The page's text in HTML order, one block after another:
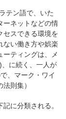
テン語で、いた
ーネットなどの情
セスできる環境を
ない働き方や娯楽
ーティングは、メ
に続く、一人が
、マーク・ワイ
則集）
に分類される。